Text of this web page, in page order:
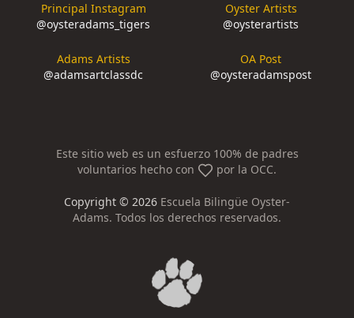
Principal Instagram
@oysteradams_tigers
Oyster Artists
@oysterartists
Adams Artists
@adamsartclassdc
OA Post
@oysteradamspost
Este sitio web es un esfuerzo 100% de padres
voluntarios hecho con
por la OCC.
Copyright © 2026 Escuela Bilingüe Oyster-
Adams. Todos los derechos reservados.